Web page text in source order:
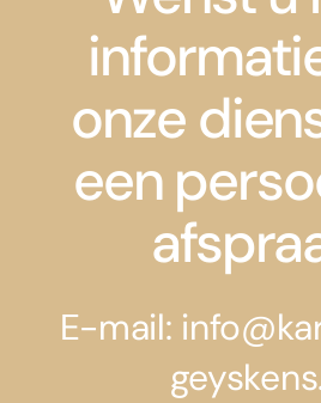
onze
een
E-mail: